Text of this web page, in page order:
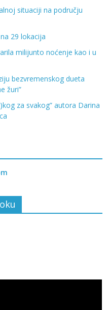
situaciji na području
29 lokacija
milijunto noćenje kao i u
bezvremenskog dueta
žuri”
za svakog” autora Darina